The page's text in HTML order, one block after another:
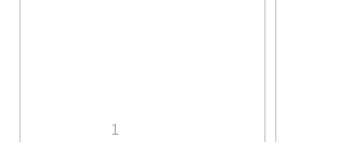
1